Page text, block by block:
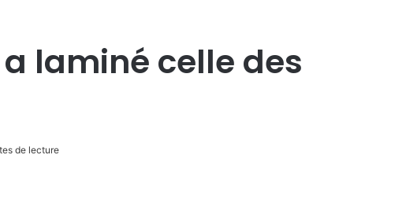
laminé celle des
de lecture